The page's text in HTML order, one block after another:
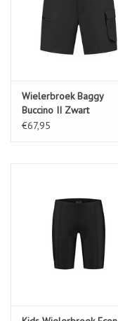
Wielerbroek Baggy
Buccino II Zwart
€67,95